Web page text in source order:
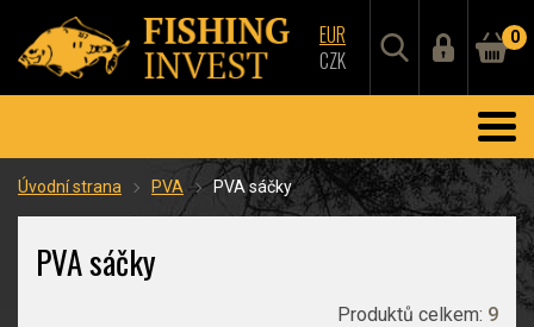
EUR
CZK
0
Úvodní strana PVA PVA sáčky
PVA sáčky
Produktů celkem: 9